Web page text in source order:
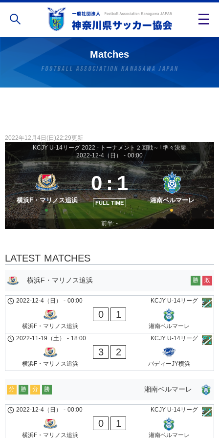
Matches
2022年12月4日(日)22:29更新
KCJY U-14リーグ 2022 - トーナメント２回戦～
準々決勝
2022-12-4（日）
- 00:00
横浜F・マリノス追浜
0:1
FULL TIME 湘南ベルマーレ
前半: -
LATEST MATCHES
横浜F・マリノス追浜 勝 敗
KCJY U-14リーグ
2022-12-4（日） - 00:00
横浜F・マリノス追浜
0 1
湘南ベルマーレ
KCJY U-14リーグ
2022-11-19（土） - 18:00
横浜F・マリノス追浜
3 2
バディーJY横浜
湘南ベルマーレ
分 勝 分 勝
KCJY U-14リーグ
2022-12-4（日） - 00:00
横浜F・マリノス追浜
0 1
湘南ベルマーレ